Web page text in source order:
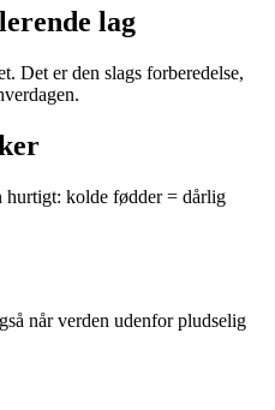
lag
Det er den slags forberedelse,
hurtigt: kolde fødder = dårlig
når verden udenfor pludselig